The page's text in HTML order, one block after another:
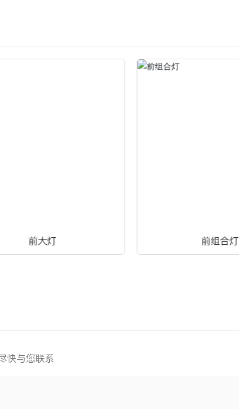
前大灯 前组合灯
快与您联系